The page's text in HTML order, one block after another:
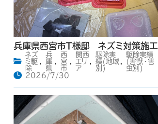
兵庫県西宮市T様邸 ネズミ対策施工
ネズ
ミ駆
除
兵
庫
県
西
宮
市
関西
エリ
ア
駆除実
績(地域
別)
駆除実績
(害獣・害
虫別)
2026/7/30